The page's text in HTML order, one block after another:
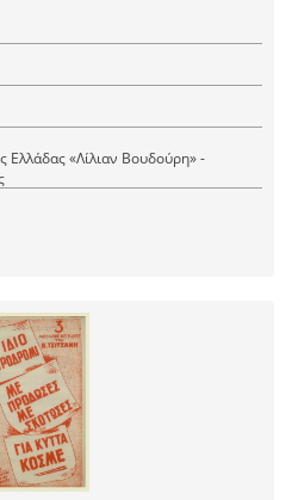
Ελλάδας «Λίλιαν Βουδούρη» -